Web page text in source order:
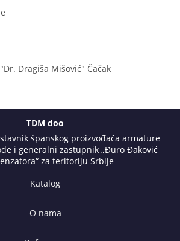
Dragiša Mišović" Čačak
TDM doo
španskog proizvođača armature
i generalni zastupnik „Đuro Đaković
za teritoriju Srbije
Katalog
O nama